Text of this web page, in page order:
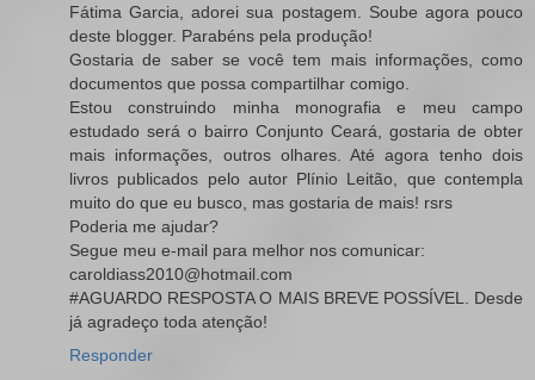
Fátima Garcia, adorei sua postagem. Soube agora pouco
deste blogger. Parabéns pela produção!
Gostaria de saber se você tem mais informações, como
documentos que possa compartilhar comigo.
Estou construindo minha monografia e meu campo
estudado será o bairro Conjunto Ceará, gostaria de obter
mais informações, outros olhares. Até agora tenho dois
livros publicados pelo autor Plínio Leitão, que contempla
muito do que eu busco, mas gostaria de mais! rsrs
Poderia me ajudar?
Segue meu e-mail para melhor nos comunicar:
caroldiass2010@hotmail.com
#AGUARDO RESPOSTA O MAIS BREVE POSSÍVEL. Desde
já agradeço toda atenção!
Responder